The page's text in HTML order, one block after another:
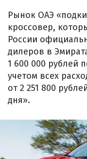
Рынок ОАЭ
кроссовер,
России
дилеров в
1 600 000 рублей
учетом всех
от 2 251 800
дня».